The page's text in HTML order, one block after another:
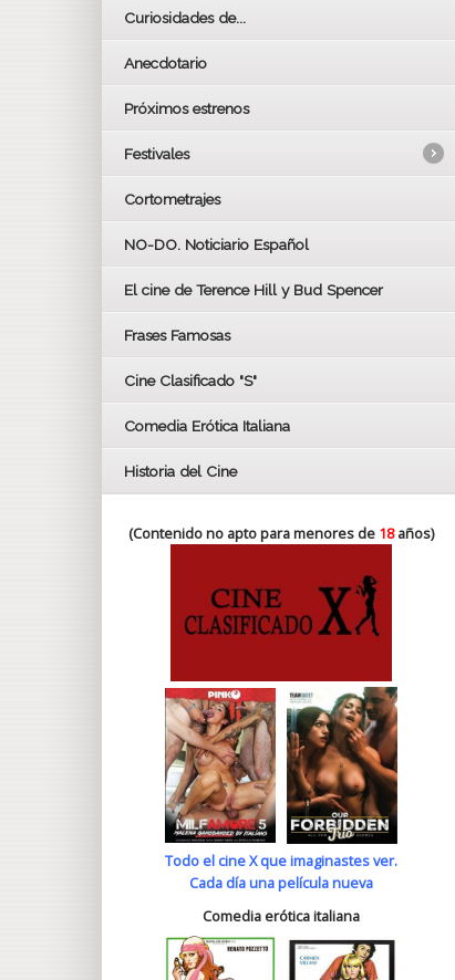
Curiosidades de...
Anecdotario
Próximos estrenos
Festivales
LOS OSCARS
BAFTA
Cortometrajes
NO-DO. Noticiario Español
El cine de Terence Hill y Bud Spencer
Frases Famosas
Cine Clasificado "S"
Comedia Erótica Italiana
Historia del Cine
(Contenido no apto para menores de 18años)
Todo el cine X que imaginastes ver.
Cada día una película nueva
Comedia erótica italiana